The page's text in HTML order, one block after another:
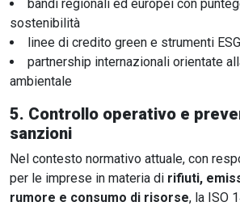
bandi regionali ed europei con
sostenibilità
linee di credito green e strumenti
partnership internazionali orientate
ambientale
5. Controllo operativo e
sanzioni
Nel contesto normativo attuale, con
per le imprese in materia di rifiuti,
rumore e consumo di risorse, la ISO